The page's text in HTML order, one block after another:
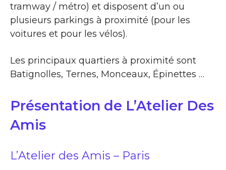
tramway / métro) et disposent d’un ou
plusieurs parkings à proximité (pour les
voitures et pour les vélos).
Les principaux quartiers à proximité sont
Batignolles, Ternes, Monceaux, Épinettes …
Présentation de L’Atelier Des
Amis
L’Atelier des Amis – Paris